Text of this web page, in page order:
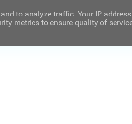
to analyze traffic. Your IP
metrics to ensure quality of